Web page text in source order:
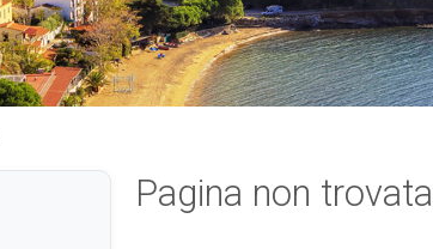
Pagina non trovata